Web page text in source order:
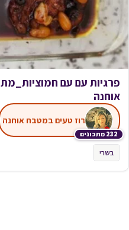
פרגיות עם עם
אוחנה
232 מתכונים
רוז טעים במטבח אוחנה
בשרי